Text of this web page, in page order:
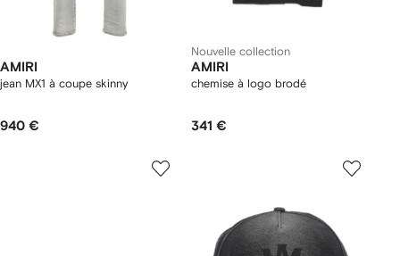
AMIRI
jean MX1 à coupe skinny
940 €
Nouvelle collection
AMIRI
chemise à logo brodé
341 €